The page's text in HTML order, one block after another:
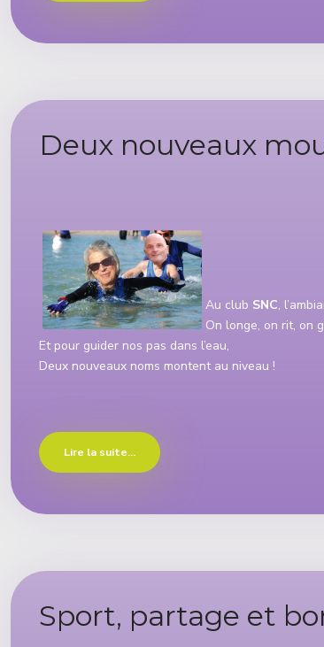
Deux nouveaux
Au club SNC,
On longe, on rit, on
Et pour guider nos pas dans l’eau,
Deux nouveaux noms montent au niveau !
Lire la suite...
Sport, partage et